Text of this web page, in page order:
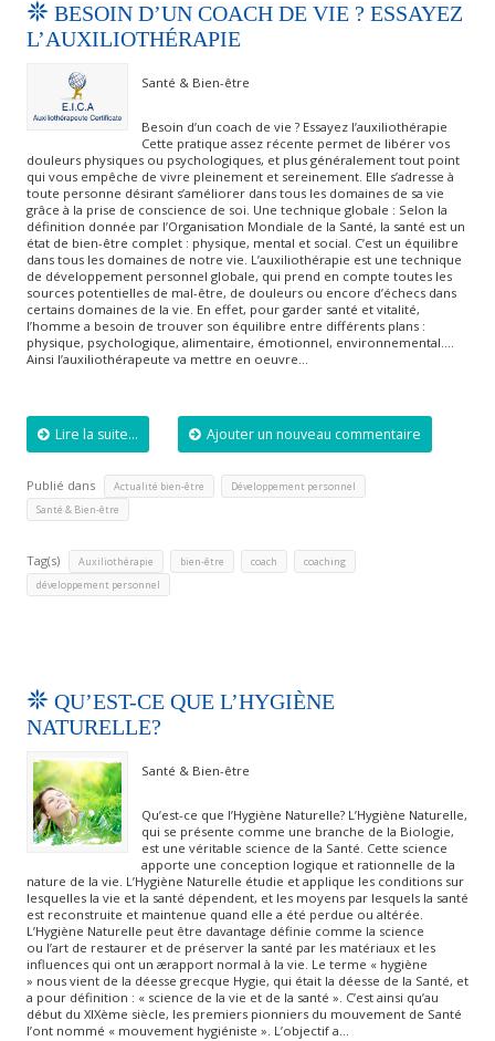
BESOIN D’UN COACH DE VIE ? ESSAYEZ
L’AUXILIOTHÉRAPIE
Santé & Bien-être
Besoin d’un coach de vie ? Essayez l’auxiliothérapie
Cette pratique assez récente permet de libérer vos
douleurs physiques ou psychologiques, et plus généralement tout point
qui vous empêche de vivre pleinement et sereinement. Elle s’adresse à
toute personne désirant s’améliorer dans tous les domaines de sa vie
grâce à la prise de conscience de soi. Une technique globale : Selon la
définition donnée par l’Organisation Mondiale de la Santé, la santé est un
état de bien-être complet : physique, mental et social. C’est un équilibre
dans tous les domaines de notre vie. L’auxiliothérapie est une technique
de développement personnel globale, qui prend en compte toutes les
sources potentielles de mal-être, de douleurs ou encore d’échecs dans
certains domaines de la vie. En effet, pour garder santé et vitalité,
l’homme a besoin de trouver son équilibre entre différents plans :
physique, psychologique, alimentaire, émotionnel, environnemental….
Ainsi l’auxiliothérapeute va mettre en oeuvre…
Lire la suite... Ajouter un nouveau commentaire
Publié dans Actualité bien-être Développement personnel
Santé & Bien-être
Tag(s) Auxiliothérapie bien-être coach coaching
développement personnel
QU’EST-CE QUE L’HYGIÈNE
NATURELLE?
Santé & Bien-être
Qu’est-ce que l’Hygiène Naturelle? L’Hygiène Naturelle,
qui se présente comme une branche de la Biologie,
est une véritable science de la Santé. Cette science
apporte une conception logique et rationnelle de la
nature de la vie. L’Hygiène Naturelle étudie et applique les conditions sur
lesquelles la vie et la santé dépendent, et les moyens par lesquels la santé
est reconstruite et maintenue quand elle a été perdue ou altérée.
L’Hygiène Naturelle peut être davantage définie comme la science
ou l’art de restaurer et de préserver la santé par les matériaux et les
influences qui ont un ærapport normal à la vie. Le terme « hygiène
» nous vient de la déesse grecque Hygie, qui était la déesse de la Santé, et
a pour définition : « science de la vie et de la santé ». C’est ainsi qu’au
début du XIXème siècle, les premiers pionniers du mouvement de Santé
l’ont nommé « mouvement hygiéniste ». L’objectif a…